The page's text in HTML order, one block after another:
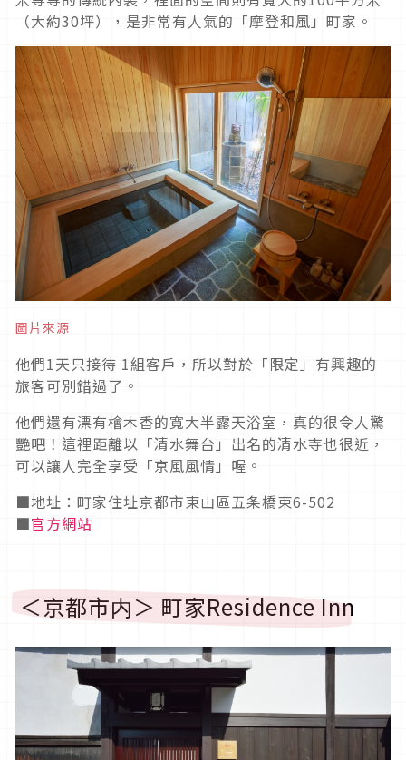
（大約30坪），是非常有人氣的「摩登和風」町家。
圖片來源
他們1天只接待 1組客戶，所以對於「限定」有興趣的
旅客可別錯過了。
他們還有漂有檜木香的寬大半露天浴室，真的很令人驚
艷吧！這裡距離以「清水舞台」出名的清水寺也很近，
可以讓人完全享受「京風風情」喔。
■地址：町家住址京都市東山區五条橋東6-502
■官方網站
＜京都市内＞ 町家Residence Inn